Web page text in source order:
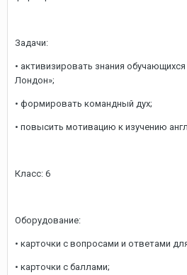
Задачи:
• активизировать знания
Лондон»;
• формировать командный дух;
• повысить мотивацию к изучению
Класс: 6
Оборудование:
• карточки с вопросами и ответами
• карточки с баллами;